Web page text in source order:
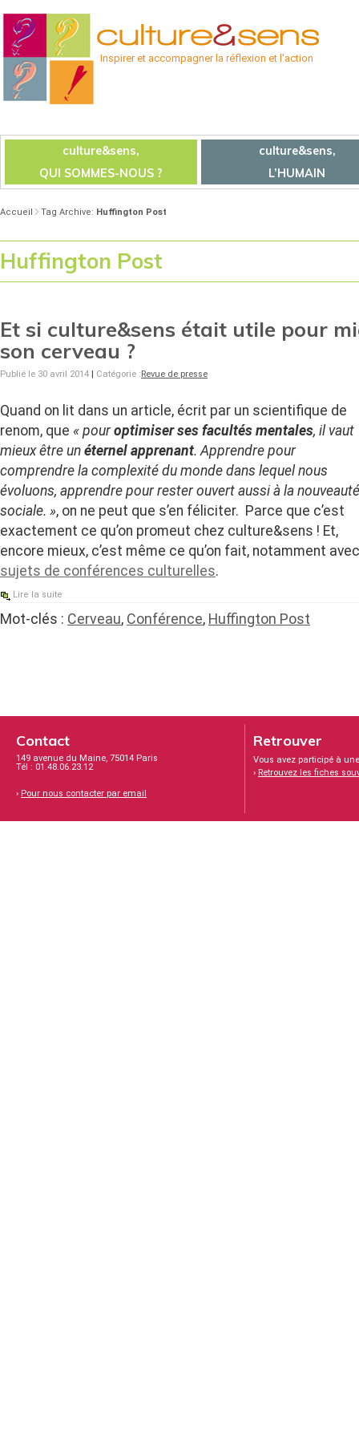
Inspirer et accompagner la réflexion et l'action
culture&sens,
QUI SOMMES-NOUS ?
culture&sens,
L’HUMAIN
Accueil Tag Archive: Huffington Post
Huffington Post
Et si culture&sens était utile pour
son cerveau ?
Publié le 30 avril 2014 | Catégorie :Revue de presse
Quand on lit dans un article, écrit par un scientifique de
renom, que « pouroptimiser ses facultés mentales, il vaut
mieux être un éternel apprenant. Apprendre pour
comprendre la complexité du monde dans lequel nous
évoluons, apprendre pour rester ouvert aussi à la nouveauté
sociale. », on ne peut que s’en féliciter. Parce que c’est
exactement ce qu’on promeut chez culture&sens ! Et,
encore mieux, c’est même ce qu’on fait, notamment
sujets de conférences culturelles.
Lire la suite
Mot-clés : Cerveau, Conférence, Huffington Post
Contact
149 avenue du Maine, 75014 Paris
Tél : 01.48.06.23.12
› Pour nous contacter par email
Retrouver
Vous avez participé à
› Retrouvez les fiches